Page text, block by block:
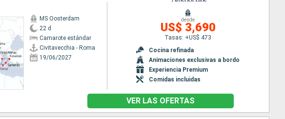
MS Oosterdam
22 d
Camarote estándar
Civitavecchia - Roma
19/06/2027
desde
US$ 3,690
Tasas: +US$ 473
Cocina refinada
Animaciones exclusivas a bordo
Experiencia Premium
Comidas incluidas
VER LAS OFERTAS